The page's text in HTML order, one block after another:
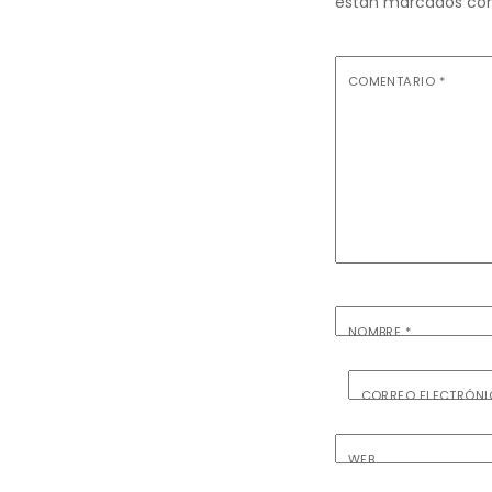
COMENTARIO *
NOMBRE*
CORREO
WEB